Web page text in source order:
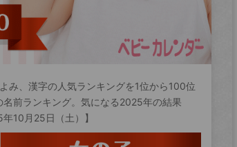
み、漢字の人気ランキングを1位から100位
前ランキング。気になる2025年の結果
10月25日（土）】